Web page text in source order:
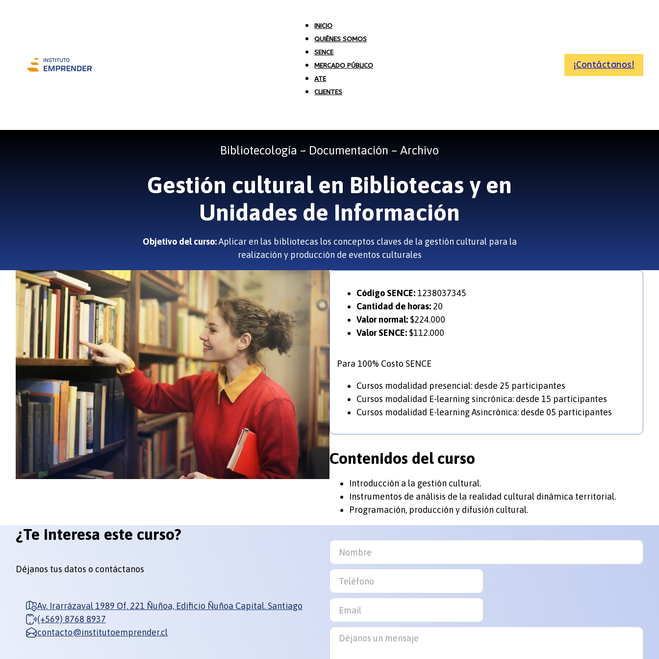
INICIO
QUIÉNES SOMOS
SENCE
MERCADO PÚBLICO
ATE
CLIENTES
¡Contáctanos!
Bibliotecología – Documentación – Archivo
Gestión cultural en Bibliotecas y en
Unidades de Información
Objetivo del curso:Aplicar en las bibliotecas los conceptos claves de la gestión cultural para la
realización y producción de eventos culturales
Código SENCE:1238037345
Cantidad de horas:20
Valor normal:$224.000
Valor SENCE:$112.000
Para 100% Costo SENCE
Cursos modalidad presencial: desde 25 participantes
Cursos modalidad E-learning sincrónica: desde 15 participantes
Cursos modalidad E-learning Asincrónica: desde 05 participantes
Contenidos del curso
Introducción a la gestión cultural.
Instrumentos de análisis de la realidad cultural dinámica territorial.
Programación, producción y difusión cultural.
¿Te interesa este curso?
Déjanos tus datos o contáctanos
Av. Irarrázaval 1989 Of. 221 Ñuñoa, Edificio Ñuñoa Capital. Santiago
(+569) 8768 8937
contacto@institutoemprender.cl